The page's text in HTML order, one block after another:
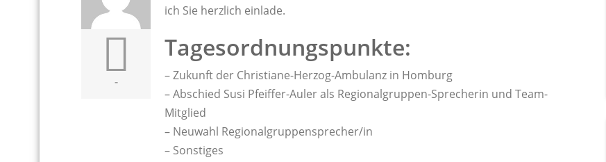
-
ich Sie herzlich einlade.
Tagesordnungspunkte:
– Zukunft der Christiane-Herzog-Ambulanz in Homburg
– Abschied Susi Pfeiffer-Auler als Regionalgruppen-Sprecherin und Team-
Mitglied
– Neuwahl Regionalgruppensprecher/in
– Sonstiges